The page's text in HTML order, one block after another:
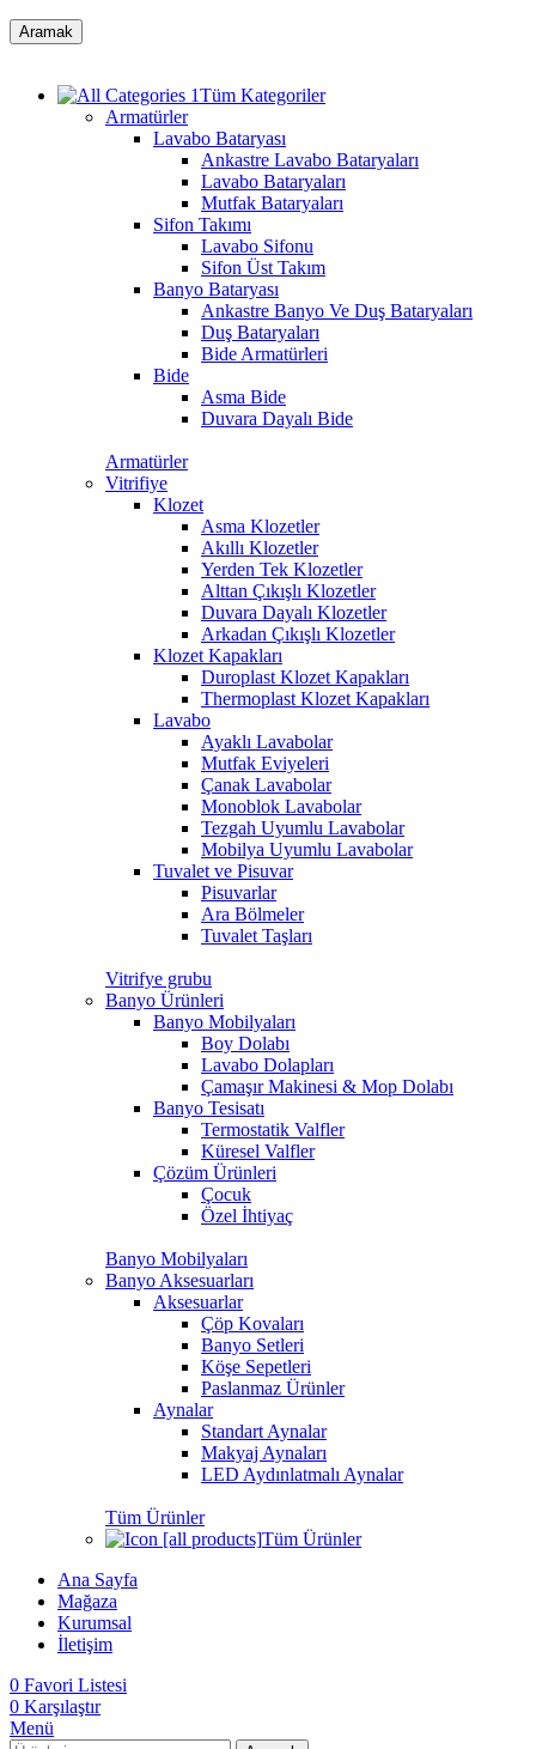
Aramak
Tüm Kategoriler
Armatürler
Lavabo Bataryası
Ankastre Lavabo Bataryaları
Lavabo Bataryaları
Mutfak Bataryaları
Sifon Takımı
Lavabo Sifonu
Sifon Üst Takım
Banyo Bataryası
Ankastre Banyo Ve Duş Bataryaları
Duş Bataryaları
Bide Armatürleri
Bide
Asma Bide
Duvara Dayalı Bide
Armatürler
Vitrifiye
Klozet
Asma Klozetler
Akıllı Klozetler
Yerden Tek Klozetler
Alttan Çıkışlı Klozetler
Duvara Dayalı Klozetler
Arkadan Çıkışlı Klozetler
Klozet Kapakları
Duroplast Klozet Kapakları
Thermoplast Klozet Kapakları
Lavabo
Ayaklı Lavabolar
Mutfak Eviyeleri
Çanak Lavabolar
Monoblok Lavabolar
Tezgah Uyumlu Lavabolar
Mobilya Uyumlu Lavabolar
Tuvalet ve Pisuvar
Pisuvarlar
Ara Bölmeler
Tuvalet Taşları
Vitrifye grubu
Banyo Ürünleri
Banyo Mobilyaları
Boy Dolabı
Lavabo Dolapları
Çamaşır Makinesi & Mop Dolabı
Banyo Tesisatı
Termostatik Valfler
Küresel Valfler
Çözüm Ürünleri
Çocuk
Özel İhtiyaç
Banyo Mobilyaları
Banyo Aksesuarları
Aksesuarlar
Çöp Kovaları
Banyo Setleri
Köşe Sepetleri
Paslanmaz Ürünler
Aynalar
Standart Aynalar
Makyaj Aynaları
LED Aydınlatmalı Aynalar
Tüm Ürünler
Tüm Ürünler
Ana Sayfa
Mağaza
Kurumsal
İletişim
0 Favori Listesi
0 Karşılaştır
Menü